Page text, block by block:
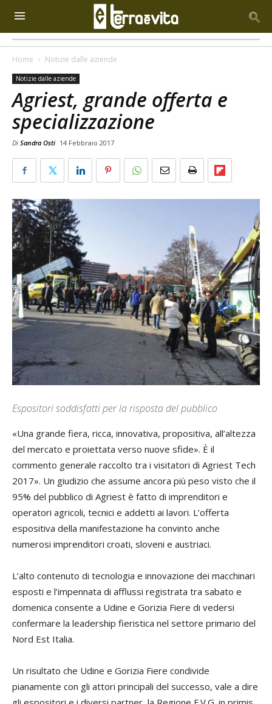
Home Notizie dalle aziende
Notizie dalle aziende
Agriest, grande offerta e
specializzazione
Di Sandra Osti 14 Febbraio 2017
Espositori soddisfatti per la risposta del pubblico
«Una grande fiera, ricca, innovativa, propositiva, all’altezza
del mercato e proiettata verso nuove sfide». È il
commento generale raccolto tra i visitatori di Agriest Tech
2017». Un giudizio che assume ancora più peso visto che il
95% del pubblico di Agriest è fatto di imprenditori e
operatori agricoli, tecnici e addetti ai lavori. L’offerta
espositiva della manifestazione ha convinto anche
numerosi imprenditori croati, sloveni e austriaci.
L’alto contenuto di tecnologia e innovazione dei macchinari
esposti e l’impennata di afflussi registrata tra sabato e
domenica consente a Udine e Gorizia Fiere di vedersi
confermare la leadership fieristica nel settore primario del
Nord Est Italia.
Un risultato che Udine e Gorizia Fiere condivide
pianamente con gli attori principali del successo, vale a dire